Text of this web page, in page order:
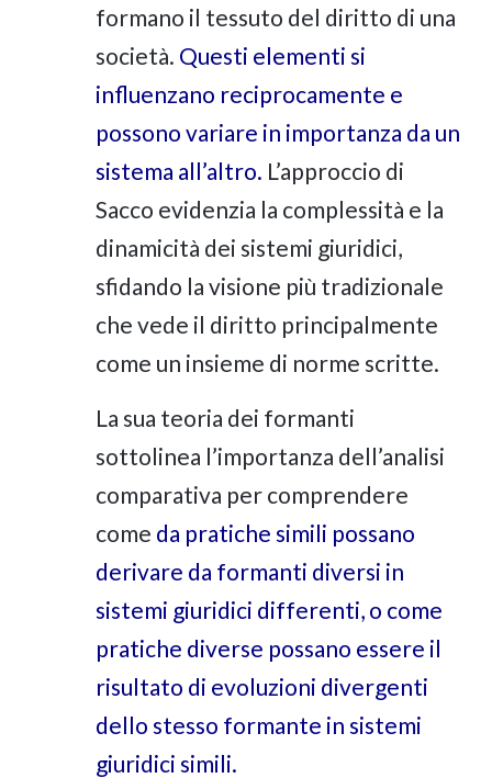
formano il tessuto del diritto di una
società. Questi elementi si
influenzano reciprocamente e
possono variare in importanza da un
sistema all’altro. L’approccio di
Sacco evidenzia la complessità e la
dinamicità dei sistemi giuridici,
sfidando la visione più tradizionale
che vede il diritto principalmente
come un insieme di norme scritte.
La sua teoria dei formanti
sottolinea l’importanza dell’analisi
comparativa per comprendere
come da pratiche simili possano
derivare da formanti diversi in
sistemi giuridici differenti, o come
pratiche diverse possano essere il
risultato di evoluzioni divergenti
dello stesso formante in sistemi
giuridici simili.